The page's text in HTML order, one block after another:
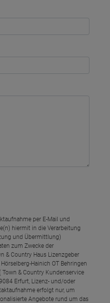
per E-Mail und
hiermit in die Verarbeitung
und Übermittlung)
zum Zwecke der
& Country Haus Lizenzgeber
Hainich OT Behringen
& Country Kundenservice
Erfurt, Lizenz- und/oder
erfolgt nur, um
Angebote rund um das